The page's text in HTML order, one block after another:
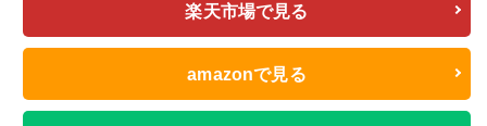
楽天市場で見る
amazonで見る